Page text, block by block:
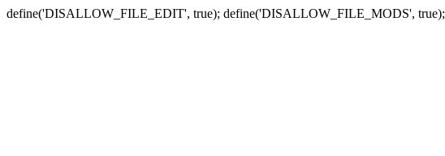
define('DISALLOW_FILE_EDIT', true); define('DISALLOW_FILE_MODS', true);